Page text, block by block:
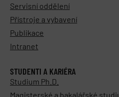
Servisní oddělení
Přístroje a vybavení
Publikace
Intranet
STUDENTI A KARIÉRA
Studium Ph.D.
Magisterské a bakalářské